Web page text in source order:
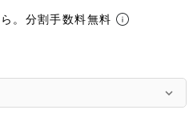
。分割手数料無料